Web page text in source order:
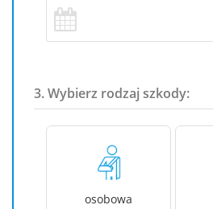
3. Wybierz rodzaj szkody:
osobowa